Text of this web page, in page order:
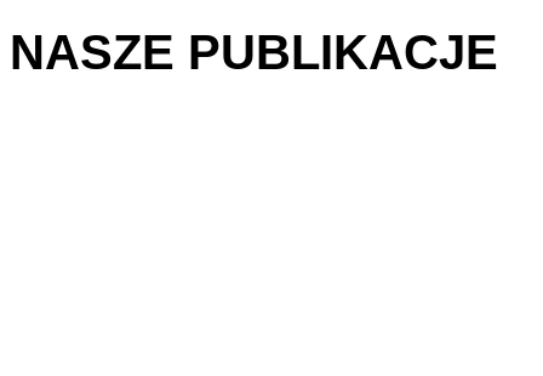
NASZE PUBLIKACJE